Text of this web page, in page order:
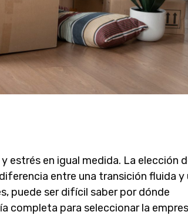
estrés en igual medida. La elección
entre una transición fluida y
puede ser difícil saber por dónde
completa para seleccionar la